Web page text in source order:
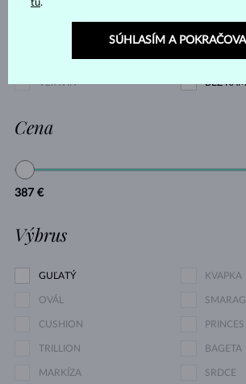
MORGANIT
TOPÁS
TURMALÍN RUŽOVÝ
VLTAVÍN BEZ
Cena
387 €
Výbrus
GUĽATÝ KVAPKA
OVÁL
CUSHION PRINCES
TRILLION BAGETA
MARKÍZA SRDCE
tu.
SÚHLASÍM A